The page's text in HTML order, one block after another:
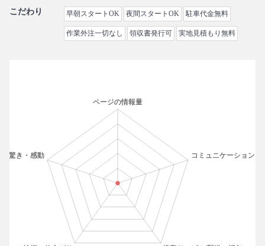
こだわり 早朝スタートOK 夜間スタートOK 駐車代金無料
作業外注一切なし 領収書発行可 実地見積もり無料